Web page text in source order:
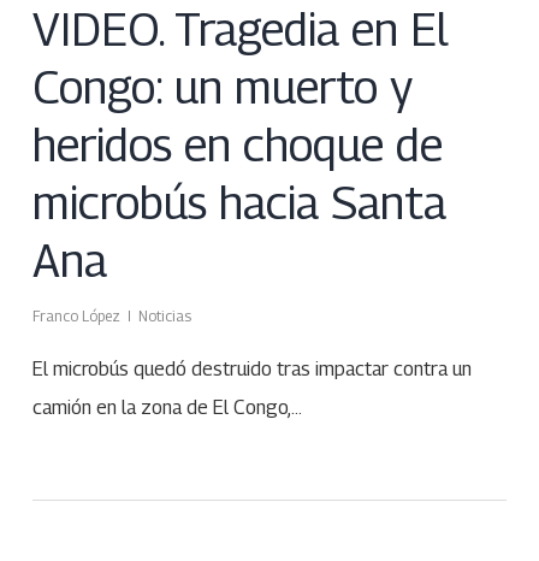
VIDEO. Tragedia en El
Congo: un muerto y
heridos en choque de
microbús hacia Santa
Ana
Franco López Noticias
El microbús quedó destruido tras impactar contra un
camión en la zona de El Congo,…